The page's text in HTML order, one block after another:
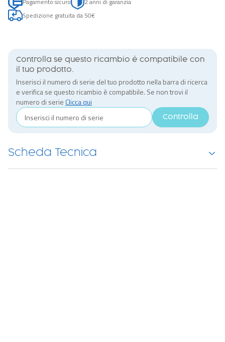
Spedizione gratuita da 50€
Controlla se questo ricambio è compatibile con
il tuo prodotto.
Inserisci il numero di serie del tuo prodotto nella barra di ricerca
e verifica se questo ricambio è compatibile. Se non trovi il
numero di serie Clicca qui
Controlla
Scheda Tecnica